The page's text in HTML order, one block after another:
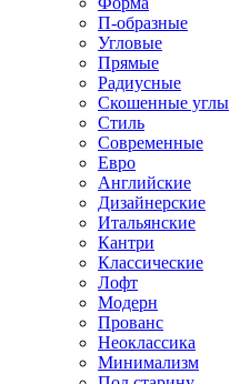
П-образные
Угловые
Прямые
Радиусные
Скошенные углы
Стиль
Современные
Евро
Английские
Дизайнерские
Итальянские
Кантри
Классические
Лофт
Модерн
Прованс
Неоклассика
Минимализм